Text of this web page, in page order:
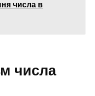
числа в
числа